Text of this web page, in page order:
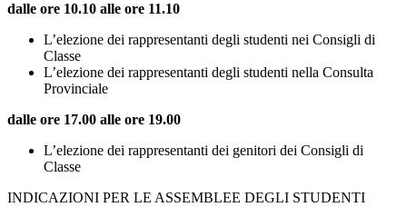
dalle ore 10.10 alle ore 11.10
L’elezione dei rappresentanti degli studenti nei Consigli di
Classe
L’elezione dei rappresentanti degli studenti nella Consulta
Provinciale
dalle ore 17.00 alle ore 19.00
L’elezione dei rappresentanti dei genitori dei Consigli di
Classe
INDICAZIONI PER LE ASSEMBLEE DEGLI STUDENTI